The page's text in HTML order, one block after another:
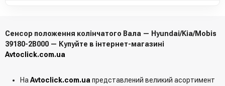
Сенсор положення колінчатого Вала — Hyundai/Kia/Mobis
39180-2B000 — Купуйте в інтернет-магазині
Avtoclick.com.ua
На Avtoclick.com.ua представлений великий асортимент